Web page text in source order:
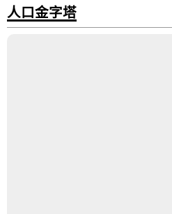
人口金字塔